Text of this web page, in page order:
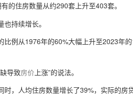
的住房数量从约290套上升至403套。
持续增长。
比例从1976年的60%大幅上升至2023年
导致房价 上涨”的说法。
时，人均住房数量增长了39%，实际的房